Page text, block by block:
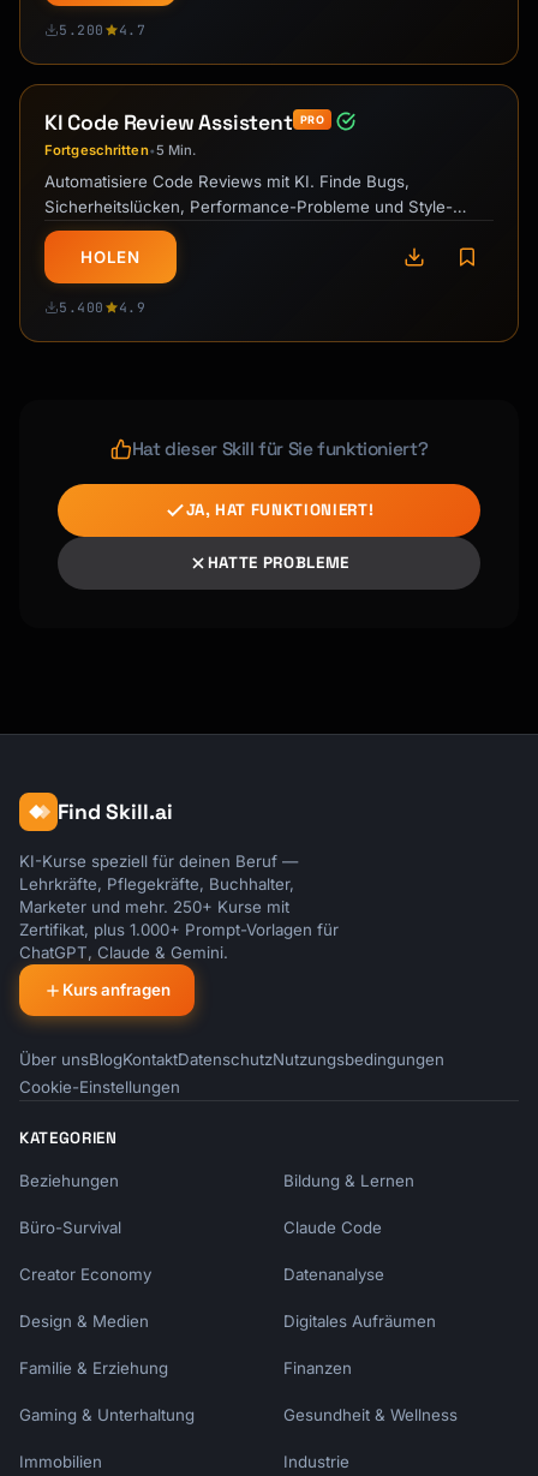
5.200 4.7
KI Code Review Assistent PRO
Fortgeschritten•5 Min.
Automatisiere Code Reviews mit KI. Finde Bugs,
Sicherheitslücken, Performance-Probleme und Style-
Verstöße.
HOLEN
5.400 4.9
Hat dieser Skill für Sie funktioniert?
JA, HAT FUNKTIONIERT!
HATTE PROBLEME
Find Skill.ai
KI-Kurse speziell für deinen Beruf —
Lehrkräfte, Pflegekräfte, Buchhalter,
Marketer und mehr. 250+ Kurse mit
Zertifikat, plus 1.000+ Prompt-Vorlagen für
ChatGPT, Claude & Gemini.
Kurs anfragen
Über unsBlogKontaktDatenschutzNutzungsbedingungen
Cookie-Einstellungen
KATEGORIEN
Beziehungen Bildung & Lernen
Büro-Survival Claude Code
Creator Economy Datenanalyse
Design & Medien Digitales Aufräumen
Familie & Erziehung Finanzen
Gaming & Unterhaltung Gesundheit & Wellness
Immobilien Industrie